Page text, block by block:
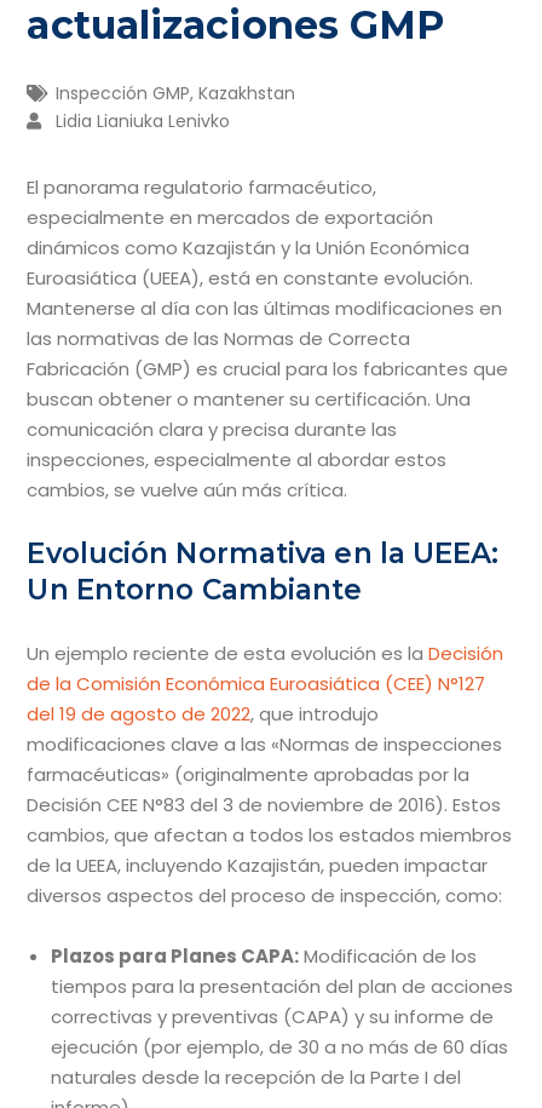
actualizaciones GMP
Inspección GMP,Kazakhstan
Lidia Lianiuka Lenivko
El panorama regulatorio farmacéutico,
especialmente en mercados de exportación
dinámicos como Kazajistán y la Unión Económica
Euroasiática (UEEA), está en constante evolución.
Mantenerse al día con las últimas modificaciones en
las normativas de las Normas de Correcta
Fabricación (GMP) es crucial para los fabricantes que
buscan obtener o mantener su certificación. Una
comunicación clara y precisa durante las
inspecciones, especialmente al abordar estos
cambios, se vuelve aún más crítica.
Evolución Normativa en la UEEA:
Un Entorno Cambiante
Un ejemplo reciente de esta evolución es laDecisión
de la Comisión Económica Euroasiática (CEE) N°127
del 19 de agosto de 2022, que introdujo
modificaciones clave a las «Normas de inspecciones
farmacéuticas» (originalmente aprobadas por la
Decisión CEE N°83 del 3 de noviembre de 2016). Estos
cambios, que afectan a todos los estados miembros
de la UEEA, incluyendo Kazajistán, pueden impactar
diversos aspectos del proceso de inspección, como:
Plazos para Planes CAPA:Modificación de los
tiempos para la presentación del plan de acciones
correctivas y preventivas (CAPA) y su informe de
ejecución (por ejemplo, de 30 a no más de 60 días
naturales desde la recepción de la Parte I del